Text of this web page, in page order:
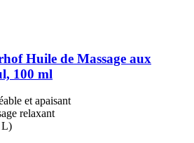
Huile de Massage aux
100 ml
et apaisant
relaxant
L)